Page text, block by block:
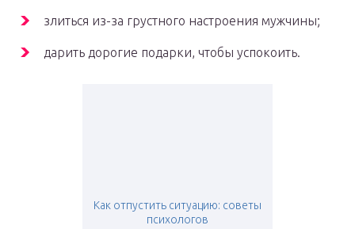
злиться из-за грустного настроения мужчины;
дарить дорогие подарки, чтобы успокоить.
Как отпустить ситуацию: советы
психологов